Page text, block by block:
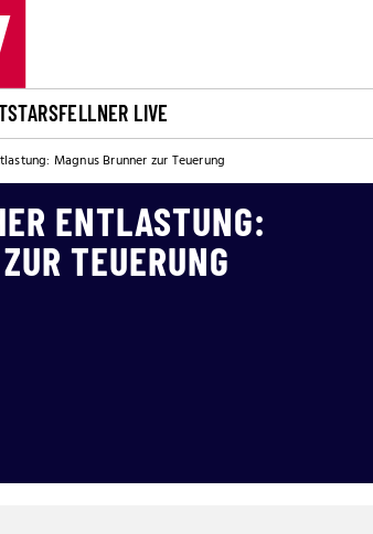
STARSFELLNER LIVE
Magnus Brunner zur Teuerung
ENTLASTUNG:
TEUERUNG